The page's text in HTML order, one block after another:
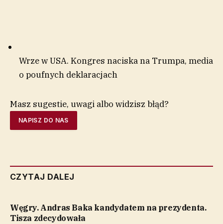
Wrze w USA. Kongres naciska na Trumpa, media
o poufnych deklaracjach
Masz sugestie, uwagi albo widzisz błąd?
NAPISZ DO NAS
CZYTAJ DALEJ
Węgry. Andras Baka kandydatem na prezydenta.
Tisza zdecydowała